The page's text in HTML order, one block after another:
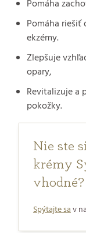
Pomáha
Pomáha
ekzémy.
Zlepšuje
opary,
Revitalizuje a
pokožky.
Nie ste
krémy
vhodné?
Spýtajte sav